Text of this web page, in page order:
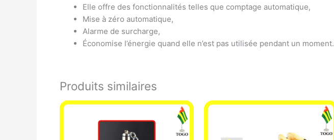
Elle offre des fonctionnalités telles que comptage automatique,
Mise à zéro automatique,
Alarme de surcharge,
Économise l’énergie quand elle n’est pas utilisée pendant un moment.
Produits similaires